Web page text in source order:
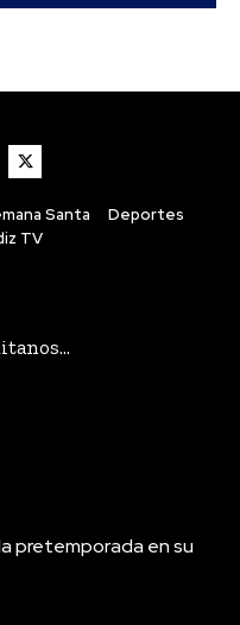
Santa
Deportes
TV
pretemporada en su